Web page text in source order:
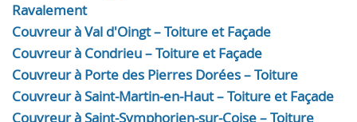
Ravalement
Couvreur à Val d'Oingt – Toiture et Façade
Couvreur à Condrieu – Toiture et Façade
Couvreur à Porte des Pierres Dorées – Toiture
Couvreur à Saint-Martin-en-Haut – Toiture et Façade
Couvreur à Saint-Symphorien-sur-Coise – Toiture